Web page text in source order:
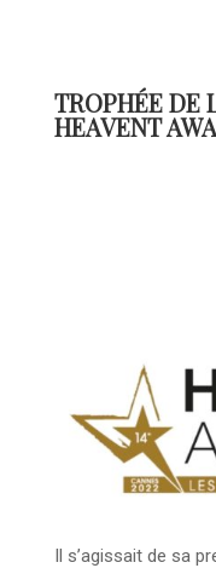
TROPHÉE DE
HEAVENT
Il s’agissait de sa